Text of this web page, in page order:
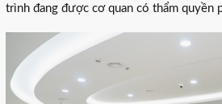
trình đang được cơ quan có thẩm quyền